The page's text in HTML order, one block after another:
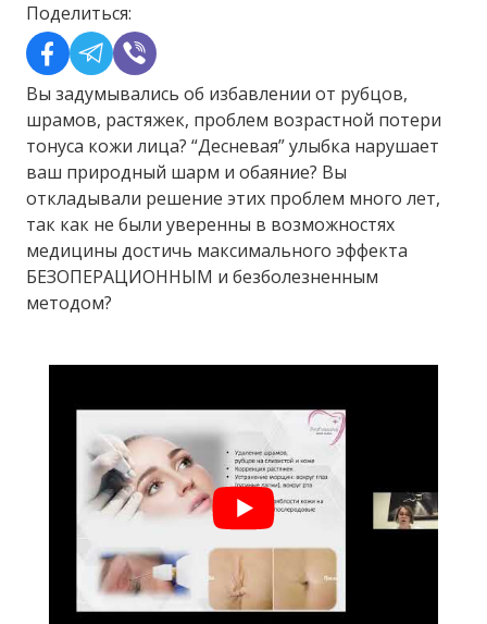
Поделиться:
Вы задумывались об избавлении от рубцов,
шрамов, растяжек, проблем возрастной потери
тонуса кожи лица? “Десневая” улыбка нарушает
ваш природный шарм и обаяние? Вы
откладывали решение этих проблем много лет,
так как не были уверенны в возможностях
медицины достичь максимального эффекта
БЕЗОПЕРАЦИОННЫМ и безболезненным
методом?